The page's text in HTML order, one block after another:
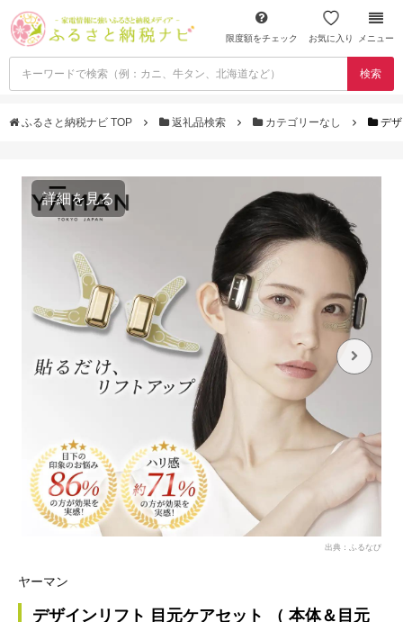
限度額をチェック お気に入り メニュー
検索
ふるさと納税ナビ TOP 返礼品検索 カテゴリーなし デ
詳細を見る
出典：ふるなび
ヤーマン
デザインリフト 目元ケアセット （ 本体＆目元